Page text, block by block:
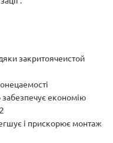
закритоячеистой
економію
і прискорює монтаж